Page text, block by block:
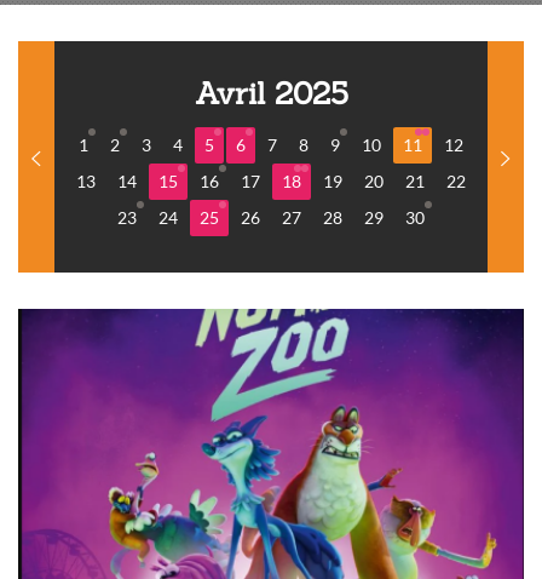
Avril 2025
1 2 3 4 5 6 7 8 9 10 11
12
13
14 15 16 17 18 19 20 21
22
23
24 25 26 27 28 29 30